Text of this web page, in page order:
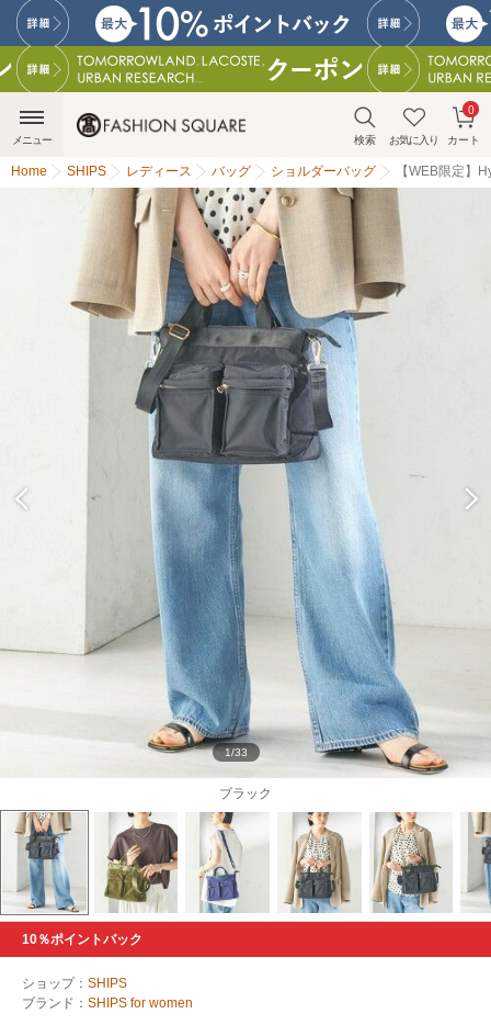
検索 お気に入り カート
0
メニュー
Home SHIPS レディース バッグ ショルダーバッグ 【WEB限定】
ブラック
1/33
10％ポイントバック
ショップ： SHIPS
ブランド： SHIPS for women